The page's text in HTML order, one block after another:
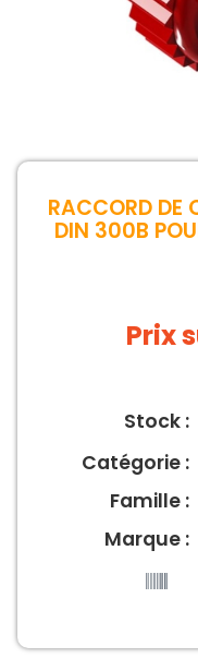
RACCORD DE
DIN 300B
Prix
Stock :
Catégorie :
Famille
Marque :